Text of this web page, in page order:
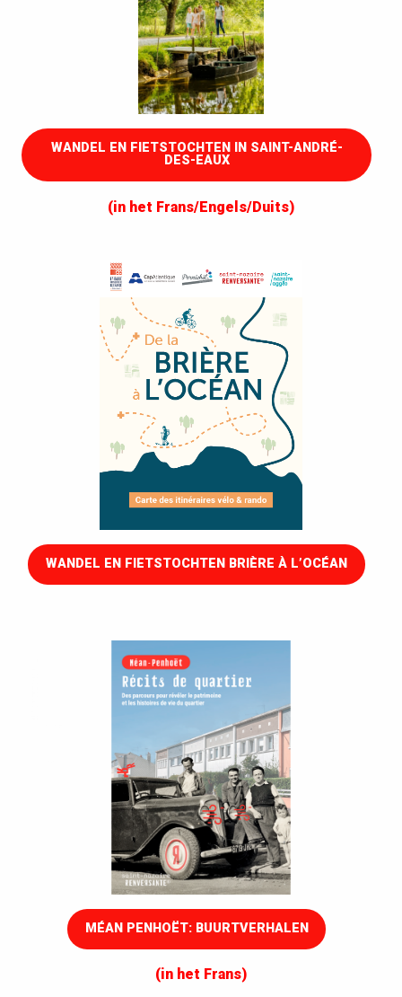
WANDEL EN FIETSTOCHTEN IN SAINT-ANDRÉ-
DES-EAUX
(in het Frans/Engels/Duits)
WANDEL EN FIETSTOCHTEN BRIÈRE À L’OCÉAN
MÉAN PENHOËT: BUURTVERHALEN
(in het Frans)